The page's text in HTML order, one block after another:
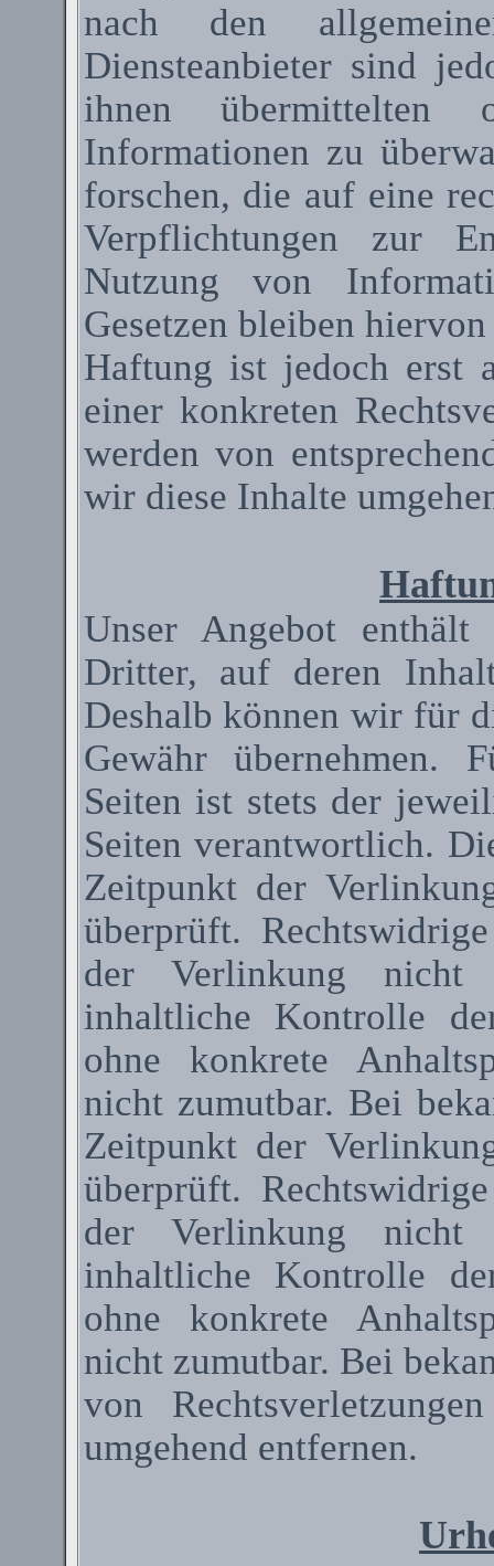
nach den
Diensteanbietersind
ihnen übermittelten
Informationen zu
forschen, die auf eine
Verpflichtungen zur
Nutzung von
Gesetzen bleiben
Haftung ist jedoch erst
einer konkreten
werden von
wir diese Inhalte
Unser Angebot
Dritter, auf deren
Deshalb können wir für
Gewähr übernehmen.
Seiten ist stets der
Seiten verantwortlich.
Zeitpunkt der
überprüft.
der Verlinkung nicht
inhaltliche Kontrolle
ohne konkrete
nicht zumutbar. Bei
Zeitpunkt der
überprüft.
der Verlinkung nicht
inhaltliche Kontrolle
ohne konkrete
nicht zumutbar. Bei
von
umgehend entfernen.